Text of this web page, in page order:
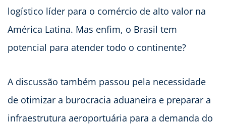
logístico líder para o comércio de alto valor na
América Latina. Mas enfim, o Brasil tem
potencial para atender todo o continente?
A discussão também passou pela necessidade
de otimizar a burocracia aduaneira e preparar a
infraestrutura aeroportuária para a demanda do